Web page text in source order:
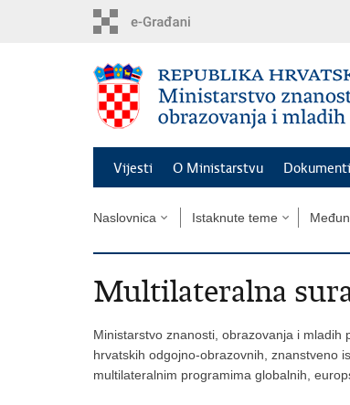
Vijesti O Ministarstvu Dokumenti
Naslovnica Istaknute teme
Multilateralna
Ministarstvo znanosti, obrazovanja i
hrvatskih odgojno-obrazovnih, znanstveno
multilateralnim programima globalnih,